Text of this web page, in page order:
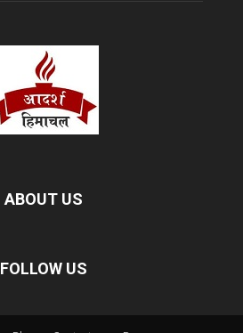
ABOUT US
FOLLOW US